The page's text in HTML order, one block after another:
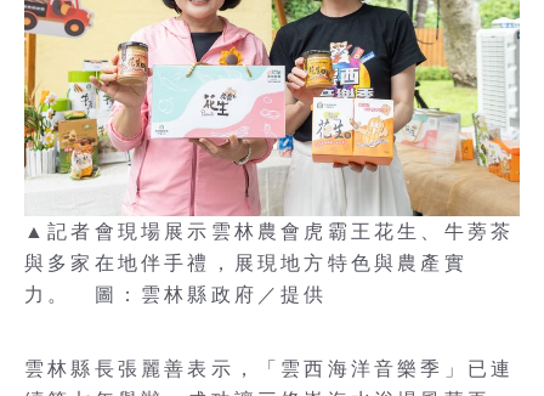
▲記者會現場展示雲林農會虎霸王花生、牛蒡茶
與多家在地伴手禮，展現地方特色與農產實
力。 圖：雲林縣政府／提供
雲林縣長張麗善表示，「雲西海洋音樂季」已連